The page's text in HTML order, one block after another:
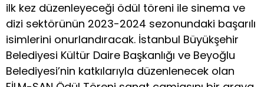
ilk kez düzenleyeceği ödül töreni ile sinema ve
dizi sektörünün 2023-2024 sezonundaki başarılı
isimlerini onurlandıracak. İstanbul Büyükşehir
Belediyesi Kültür Daire Başkanlığı ve Beyoğlu
Belediyesi’nin katkılarıyla düzenlenecek olan